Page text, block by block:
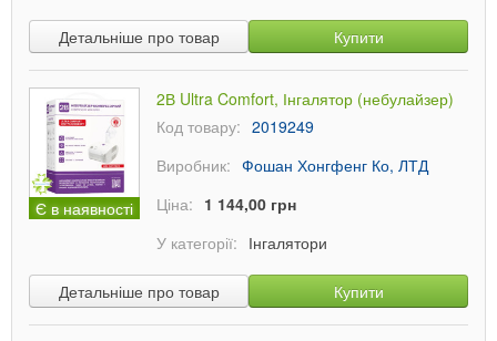
Детальніше про товар Купити
Є в наявності
2В Ultra Comfort, Інгалятор (небулайзер)
Код товару: 2019249
Виробник: Фошан Хонгфенг Ко, ЛТД
Ціна: 1 144,00 грн
У категорії: Інгалятори
Детальніше про товар Купити